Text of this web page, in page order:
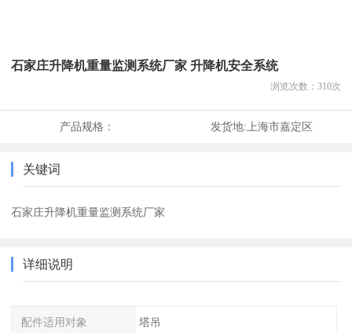
石家庄升降机重量监测系统厂家 升降机安全系统
浏览次数： 310次
产品规格： 发货地:上海市嘉定区
关键词
石家庄升降机重量监测系统厂家
详细说明
配件适用对象 塔吊